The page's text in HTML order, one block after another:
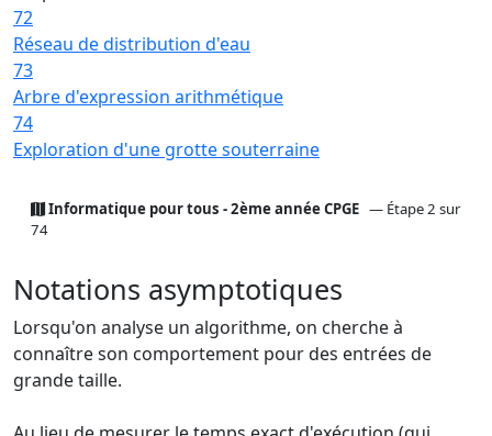
72
Réseau de distribution d'eau
73
Arbre d'expression arithmétique
74
Exploration d'une grotte souterraine
Informatique pour tous - 2ème année CPGE — Étape 2 sur
74
Notations asymptotiques
Lorsqu'on analyse un algorithme, on cherche à
connaître son comportement pour des entrées de
grande taille.